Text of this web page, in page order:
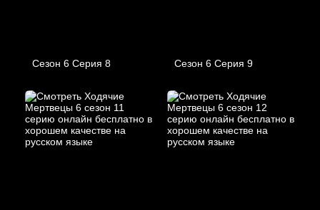
Сезон 6 Серия 8 Сезон 6 Серия 9